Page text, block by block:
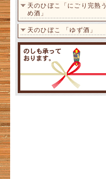
天のひぼこ「にごり完熟う
め酒」
天のひぼこ 「ゆず酒」